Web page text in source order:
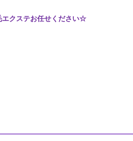
エクステお任せください☆